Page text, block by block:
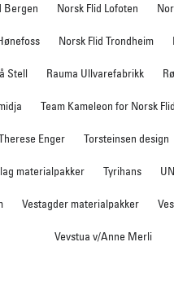
Bergen Norsk Flid Lofoten
Norsk Flid Trondheim
Stell Rauma Ullvarefabrikk
Team Kameleon for Norsk Flid
Enger Torsteinsen design
materialpakker Tyrihans
Vestagder materialpakker
Vevstua v/Anne Merli